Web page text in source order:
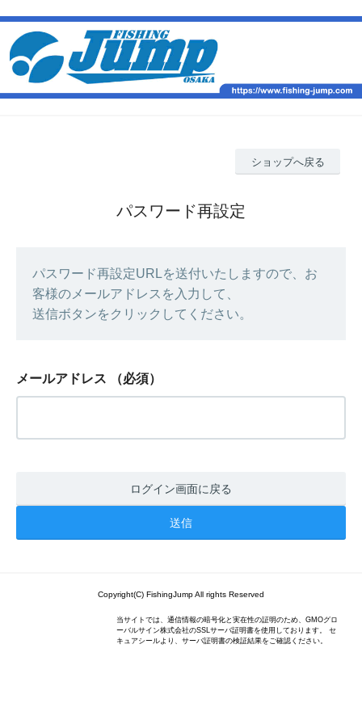
ショップへ戻る
パスワード再設定
パスワード再設定URLを送付いたしますので、お
客様のメールアドレスを入力して、
送信ボタンをクリックしてください。
メールアドレス （必須）
ログイン画面に戻る
Copyright(C) FishingJump All rights Reserved
当サイトでは、通信情報の暗号化と実在性の証明のため、GMOグロ
ーバルサイン株式会社のSSLサーバ証明書を使用しております。 セ
キュアシールより、サーバ証明書の検証結果をご確認ください。